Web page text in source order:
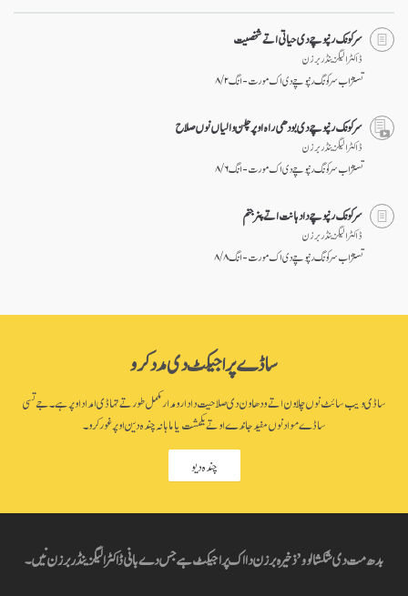
سرکونگ رنپوچے دی حیاتی اتے شخصیت
ڈاکٹر الیگزینڈر برزن
تسنژاب سرکونگ رنپوچے دی اک مورت - انگ ۲ / ۸
سرکونگ رنپوچے دی بودھی راہ اوپر چلن والیاں نوں صلاح
ڈاکٹر الیگزینڈر برزن
تسنژاب سرکونگ رنپوچے دی اک مورت - انگ ۶ / ۸
سرکونگ رنپوچے دا دہانت اتے پنر جنم
ڈاکٹر الیگزینڈر برزن
تسنژاب سرکونگ رنپوچے دی اک مورت - انگ ۸ / ۸
ساڈے پراجیکٹ دی مدد کرو
ساڈی ویب سائٹ نوں چلاون اتے ودھاون دی صلاحیت دا دارومدار مکمل طور تے تہاڈی امداد اوپر ہے۔ جے تسی
ساڈے مواد نوں مفید جاندے او تے یکمشت یا ماہانہ چندہ دین اوپر غور کرو۔
چندہ دیو
بدھ مت دی شکشا لوو’ ذخیرہ برزن دا اک پراجیکٹ ہے جس دے بانی ڈاکٹر الیگزینڈر برزن نیں۔